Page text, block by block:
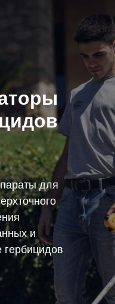
для
и
гербицидов